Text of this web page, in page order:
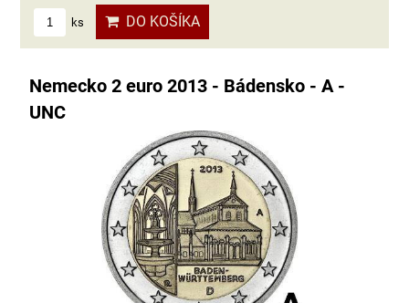
ks DO KOŠÍKA
Nemecko 2 euro 2013 - Bádensko - A -
UNC